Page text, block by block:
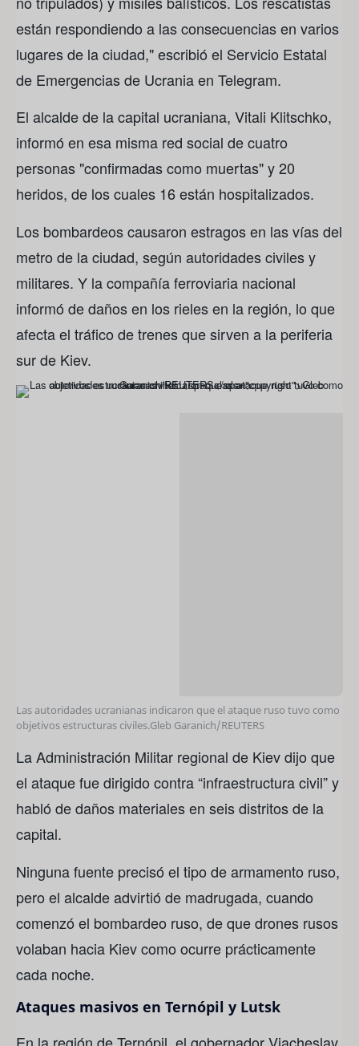
están respondiendo a las consecuencias en varios
lugares de la ciudad," escribió el Servicio Estatal
de Emergencias de Ucrania en Telegram.
El alcalde de la capital ucraniana, Vitali Klitschko,
informó en esa misma red social de cuatro
personas "confirmadas como muertas" y 20
heridos, de los cuales 16 están hospitalizados.
Los bombardeos causaron estragos en las vías del
metro de la ciudad, según autoridades civiles y
militares. Y la compañía ferroviaria nacional
informó de daños en los rieles en la región, lo que
afecta el tráfico de trenes que sirven a la periferia
sur de Kiev.
Las autoridades ucranianas indicaron que el ataque ruso tuvo como
objetivos estructuras civiles.Gleb Garanich/REUTERS
La Administración Militar regional de Kiev dijo que
el ataque fue dirigido contra “infraestructura civil” y
habló de daños materiales en seis distritos de la
capital.
Ninguna fuente precisó el tipo de armamento ruso,
pero el alcalde advirtió de madrugada, cuando
comenzó el bombardeo ruso, de que drones rusos
volaban hacia Kiev como ocurre prácticamente
cada noche.
Ataques masivos en Ternópil y Lutsk